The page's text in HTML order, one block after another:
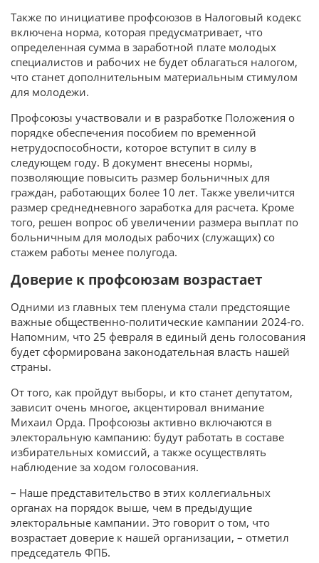
Также по инициативе профсоюзов в Налоговый кодекс
включена норма, которая предусматривает, что
определенная сумма в заработной плате молодых
специалистов и рабочих не будет облагаться налогом,
что станет дополнительным материальным стимулом
для молодежи.
Профсоюзы участвовали и в разработке Положения о
порядке обеспечения пособием по временной
нетрудоспособности, которое вступит в силу в
следующем году. В документ внесены нормы,
позволяющие повысить размер больничных для
граждан, работающих более 10 лет. Также увеличится
размер среднедневного заработка для расчета. Кроме
того, решен вопрос об увеличении размера выплат по
больничным для молодых рабочих (служащих) со
стажем работы менее полугода.
Доверие к профсоюзам возрастает
Одними из главных тем пленума стали предстоящие
важные общественно-политические кампании 2024-го.
Напомним, что 25 февраля в единый день голосования
будет сформирована законодательная власть нашей
страны.
От того, как пройдут выборы, и кто станет депутатом,
зависит очень многое, акцентировал внимание
Михаил Орда. Профсоюзы активно включаются в
электоральную кампанию: будут работать в составе
избирательных комиссий, а также осуществлять
наблюдение за ходом голосования.
– Наше представительство в этих коллегиальных
органах на порядок выше, чем в предыдущие
электоральные кампании. Это говорит о том, что
возрастает доверие к нашей организации, – отметил
председатель ФПБ.